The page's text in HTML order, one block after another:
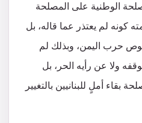
الوطنية على المصلحة
كونه لم يعتذر عما قاله، بل
حرب اليمن، وبذلك لم
ولا عن رأيه الحر، بل
أملٍ للبنانيين بالتغيير